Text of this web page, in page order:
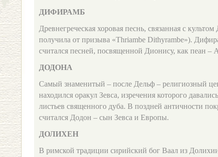
ДИФИРАМБ
Древнегреческая хоровая песнь, связанная с
получила от призыва «Thriambe Dithyrambe»).
считался песней, посвященной Дионису, как пеан –
ДОДОНА
Самый знаменитый – после Дельф – религиозный
находился оракул Зевса, изречения которого
листьев священного дуба. В поздней античности
считался Додон – сын Зевса и Европы.
ДОЛИХЕН
В римской традиции сирийский бог Ваал из